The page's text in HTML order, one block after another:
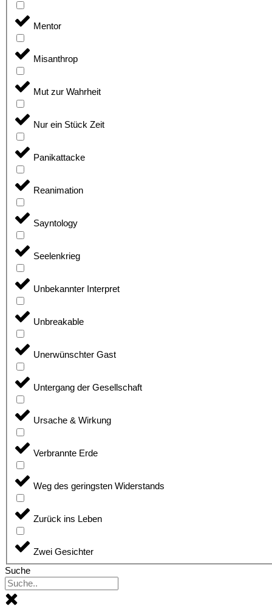
Mentor
Misanthrop
Mut zur Wahrheit
Nur ein Stück Zeit
Panikattacke
Reanimation
Sayntology
Seelenkrieg
Unbekannter Interpret
Unbreakable
Unerwünschter Gast
Untergang der Gesellschaft
Ursache & Wirkung
Verbrannte Erde
Weg des geringsten Widerstands
Zurück ins Leben
Zwei Gesichter
Suche